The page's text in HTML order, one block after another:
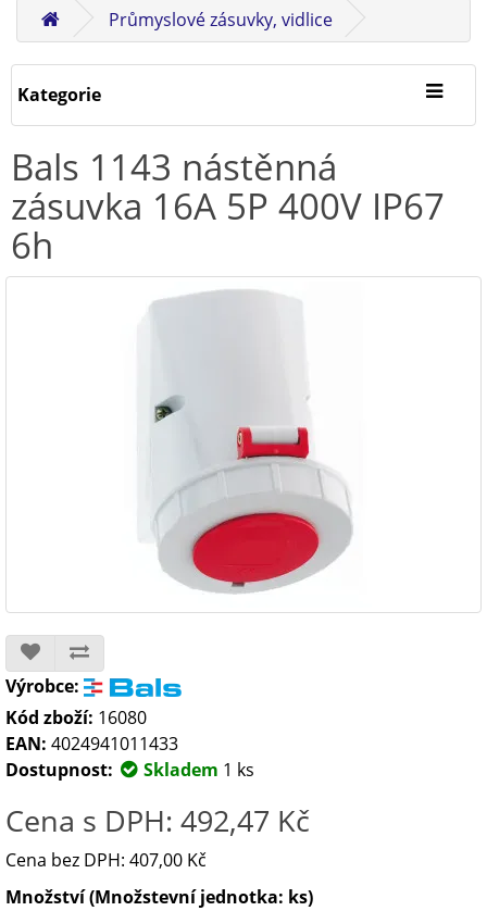
Průmyslové zásuvky, vidlice
Kategorie
Bals 1143 nástěnná
zásuvka 16A 5P 400V IP67
6h
Výrobce:
Kód zboží: 16080
EAN: 4024941011433
Dostupnost:
Skladem 1 ks
Cena s DPH: 492,47 Kč
Cena bez DPH: 407,00 Kč
Množství (Množstevní jednotka: ks)